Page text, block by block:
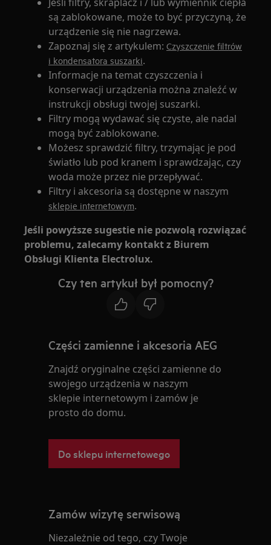
są zablokowane, może to być przyczyną, że
urządzenie się nie nagrzewa.
Zapoznaj się z artykulem:Czyszczenie filtrów
i kondensatora suszarki.
Informacje na temat czyszczenia i
konserwacji urządzenia można znaleźć w
instrukcji obsługi twojej suszarki.
Filtry mogą wydawać się czyste, ale nadal
mogą być zablokowane.
Możesz sprawdzić filtry, trzymając je pod
światło lub pod kranem i sprawdzając, czy
woda może przez nie przepływać.
Filtry i akcesoria są dostępne w naszym
sklepie internetowym.
Jeśli powyższe sugestie nie pozwolą rozwiązać
problemu, zalecamy kontakt z Biurem
Obsługi Klienta Electrolux.
Czy ten artykuł był pomocny?
Części zamienne i akcesoria AEG
Znajdź oryginalne części zamienne do
swojego urządzenia w naszym
sklepie internetowym i zamów je
prosto do domu.
Do sklepu internetowego
Zamów wizytę serwisową
Niezależnie od tego, czy Twoje